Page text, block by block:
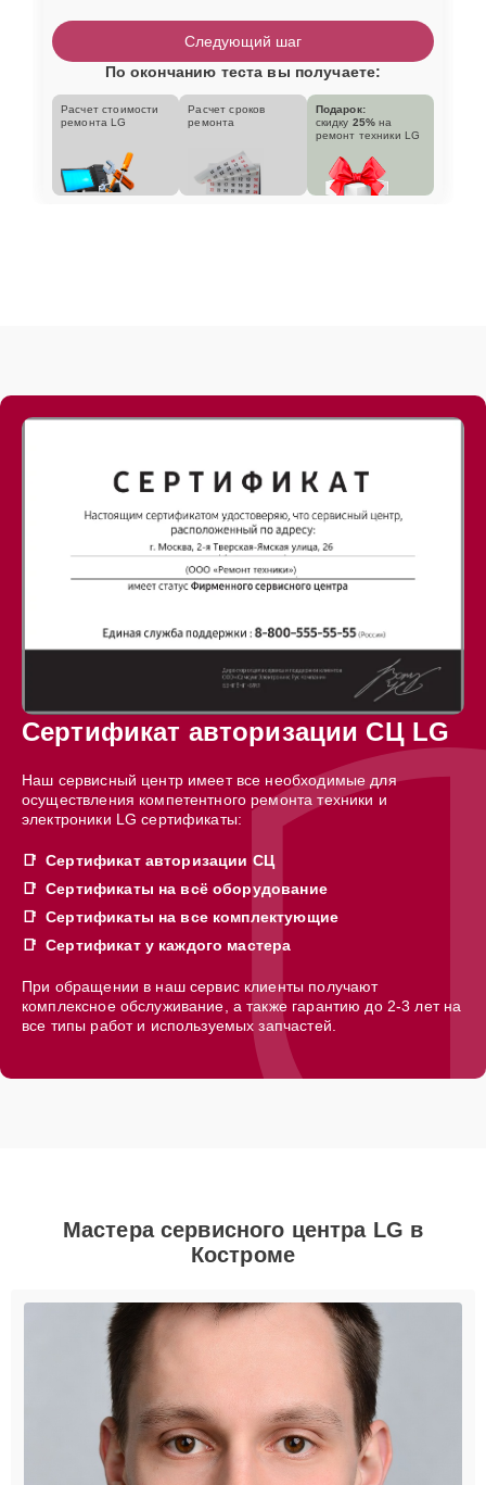
Следующий шаг
По окончанию теста вы получаете:
Расчет стоимости
ремонта LG
Расчет сроков
ремонта
Подарок:
скидку 25% на
ремонт техники LG
Сертификат авторизации СЦ LG
Наш сервисный центр имеет все необходимые для
осуществления компетентного ремонта техники и
электроники LG сертификаты:
Сертификат авторизации СЦ
Сертификаты на всё оборудование
Сертификаты на все комплектующие
Сертификат у каждого мастера
При обращении в наш сервис клиенты получают
комплексное обслуживание, а также гарантию до 2-3 лет на
все типы работ и используемых запчастей.
Мастера сервисного центра LG в
Костроме